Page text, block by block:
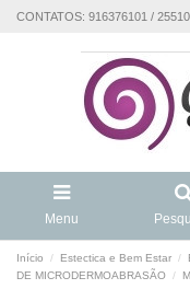
CONTATOS: 916376101 /
Menu
Início Estectica e Bem Estar
DE MICRODERMOABRASÃO